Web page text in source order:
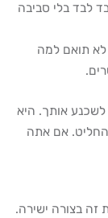
לבד בלי סביבה
תואם למה
אותך. היא
אם אתה
בצורה ישירה.